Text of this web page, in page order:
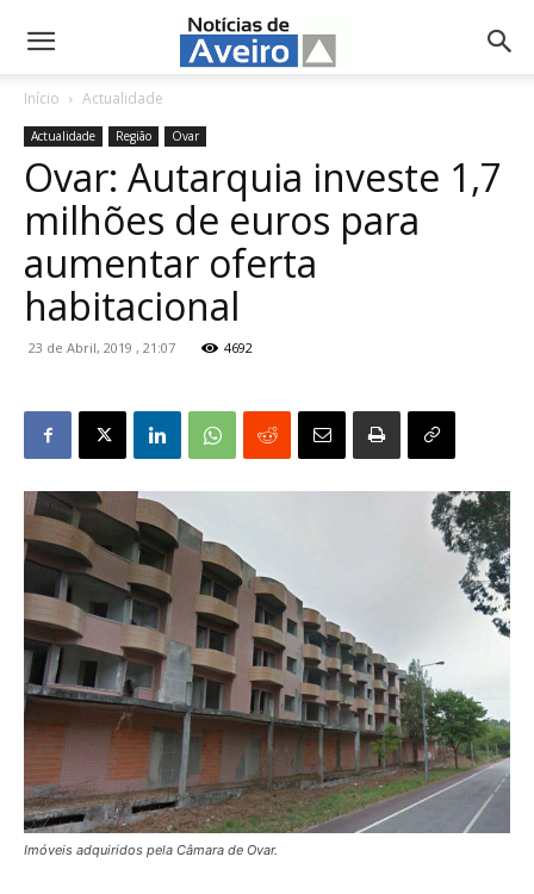
NotíciasdeAveiro.pt
Início Actualidade
Actualidade Região Ovar
Ovar: Autarquia investe 1,7
milhões de euros para
aumentar oferta
habitacional
23 de Abril, 2019 , 21:07 4692
Imóveis adquiridos pela Câmara de Ovar.